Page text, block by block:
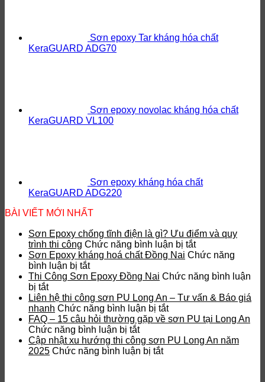
Sơn epoxy Tar kháng hóa chất
KeraGUARD ADG70
Sơn epoxy novolac kháng hóa chất
KeraGUARD VL100
Sơn epoxy kháng hóa chất
KeraGUARD ADG220
BÀI VIẾT MỚI NHẤT
Sơn Epoxy chống tĩnh điện là gì? Ưu điểm và quy
trình thi công Chức năng bình luận bị tắtở
Sơn
chống
điện
gì?
điểm
Sơn Epoxy kháng hoá chất Đồng Nai Chức năng
bình luận bị tắtở
Sơn
kháng
hoá
chất
Đồng
Nai
Thi Công Sơn Epoxy Đồng Nai Chức năng bình luận
bị tắtở
Thi
Công
Sơn
Epoxy
Đồng
Nai
Liên hệ thi công sơn PU Long An – Tư vấn & Báo giá
nhanh Chức năng bình luận bị tắtở
Liên
thi
FAQ – 15 câu hỏi thường gặp về sơn PU tại Long An
Chức năng bình luận bị tắtở
FAQ
–
Cập nhật xu hướng thi công sơn PU Long An năm
2025 Chức năng bình luận bị tắtở